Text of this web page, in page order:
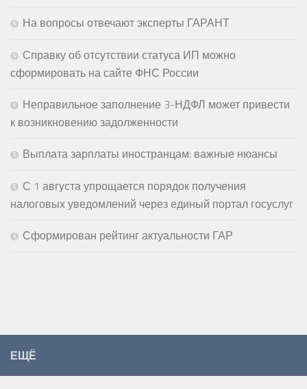
На вопросы отвечают эксперты ГАРАНТ
Справку об отсутствии статуса ИП можно
сформировать на сайте ФНС России
Неправильное заполнение 3-НДФЛ может привести
к возникновению задолженности
Выплата зарплаты иностранцам: важные нюансы
С 1 августа упрощается порядок получения
налоговых уведомлений через единый портал госуслуг
Сформирован рейтинг актуальности ГАР
ЕЩЁ